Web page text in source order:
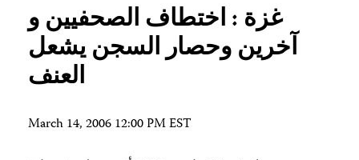
غزة : اختطاف الصحفيين و
آخرين وحصار السجن يشعل
العنف
March 14, 2006 12:00 PM EST